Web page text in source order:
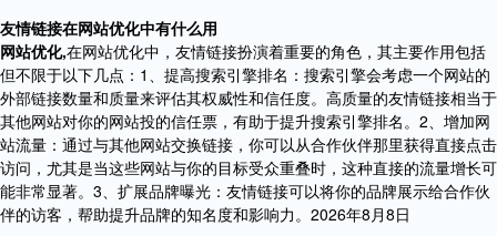
友情链接在网站优化中有什么用
网站优化,在网站优化中，友情链接扮演着重要的角色，其主要作用包括
但不限于以下几点：1、提高搜索引擎排名：搜索引擎会考虑一个网站的
外部链接数量和质量来评估其权威性和信任度。高质量的友情链接相当于
其他网站对你的网站投的信任票，有助于提升搜索引擎排名。2、增加网
站流量：通过与其他网站交换链接，你可以从合作伙伴那里获得直接点击
访问，尤其是当这些网站与你的目标受众重叠时，这种直接的流量增长可
能非常显著。3、扩展品牌曝光：友情链接可以将你的品牌展示给合作伙
伴的访客，帮助提升品牌的知名度和影响力。2026年8月8日